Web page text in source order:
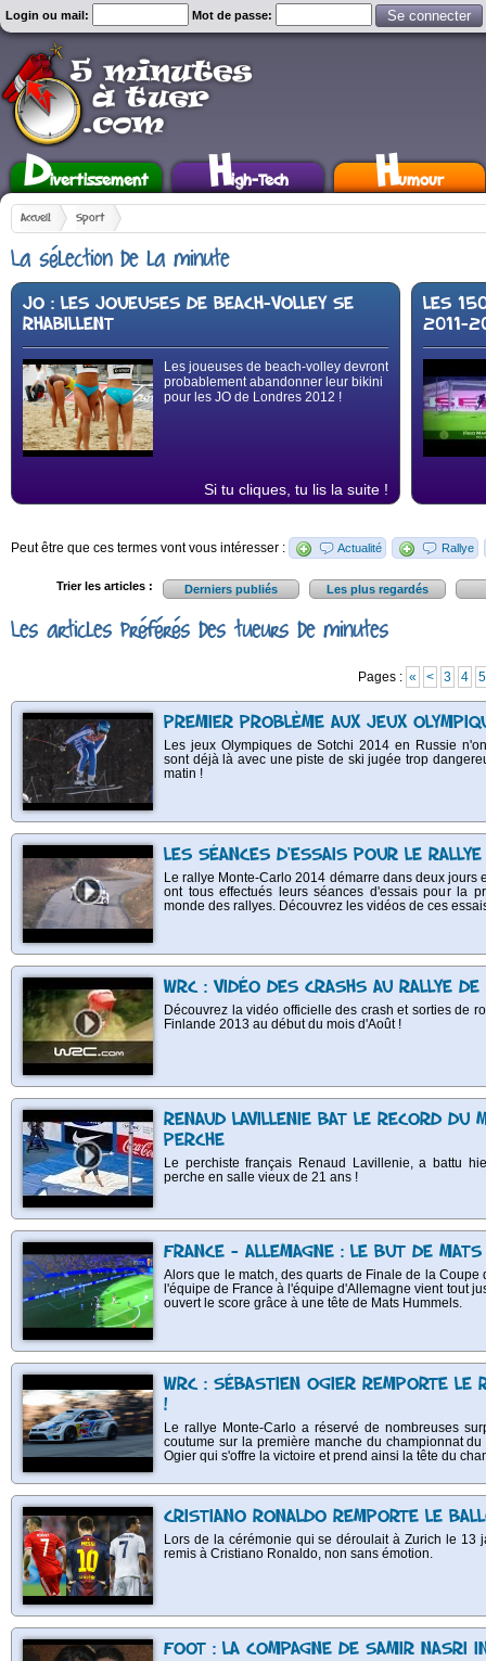
Login ou mail: Mot de passe:
Divertissement High-Tech Humour
Accueil Sport
La sélection de la minute
JO : LES JOUEUSES DE BEACH-VOLLEY SE
RHABILLENT
Les joueuses de beach-volley devront
probablement abandonner leur bikini
pour les JO de Londres 2012 !
Si tu cliques, tu lis la suite !
LES
2011-
Peut être que ces termes vont vous intéresser : Actualité Rallye
Trier les articles : Derniers publiés Les plus regardés
Les articles préférés des tueurs de minutes
Pages : « < 3 4 5
PREMIER PROBLÈME AUX JEUX
Les jeux Olympiques de Sotchi 2014 en Russie
sont déjà là avec une piste de ski jugée trop
matin !
LES SÉANCES D'ESSAIS POUR LE
Le rallye Monte-Carlo 2014 démarre dans deux jours
ont tous effectués leurs séances d'essais pour la
monde des rallyes. Découvrez les vidéos de ces
WRC : VIDÉO DES CRASHS AU RALLYE
Découvrez la vidéo officielle des crash et sorties de
Finlande 2013 au début du mois d'Août !
RENAUD LAVILLENIE BAT LE RECORD DU
PERCHE
Le perchiste français Renaud Lavillenie, a battu
perche en salle vieux de 21 ans !
FRANCE - ALLEMAGNE : LE BUT DE
Alors que le match, des quarts de Finale de la
l'équipe de France à l'équipe d'Allemagne vient tout
ouvert le score grâce à une tête de Mats Hummels.
WRC : SÉBASTIEN OGIER REMPORTE LE
!
Le rallye Monte-Carlo a réservé de nombreuses
coutume sur la première manche du championnat
Ogier qui s'offre la victoire et prend ainsi la tête du
CRISTIANO RONALDO REMPORTE LE
Lors de la cérémonie qui se déroulait à Zurich le 13
remis à Cristiano Ronaldo, non sans émotion.
FOOT : LA COMPAGNE DE SAMIR NASRI